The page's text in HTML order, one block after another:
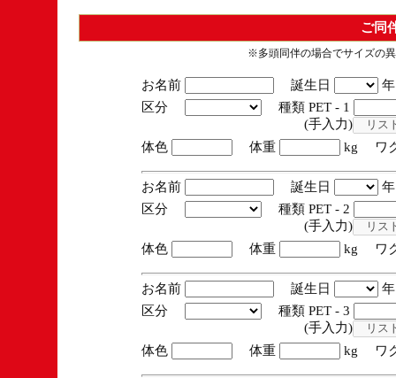
ご同
※多頭同伴の場合でサイズの
お名前 誕生日
区分
種類 PET - 1
(手入力)
体色
体重 kg ワ
お名前 誕生日
区分
種類 PET - 2
(手入力)
体色
体重 kg ワ
お名前 誕生日
区分
種類 PET - 3
(手入力)
体色
体重 kg ワ